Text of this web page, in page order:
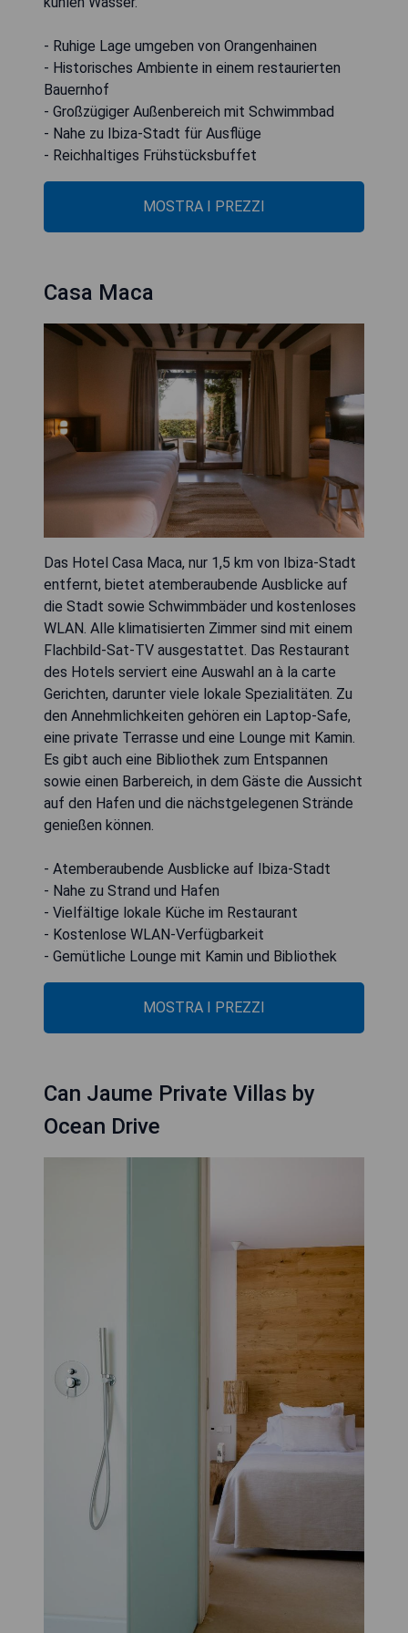
- Ruhige Lage umgeben von Orangenhainen
- Historisches Ambiente in einem restaurierten
Bauernhof
- Großzügiger Außenbereich mit Schwimmbad
- Nahe zu Ibiza-Stadt für Ausflüge
- Reichhaltiges Frühstücksbuffet
MOSTRA I PREZZI
Casa Maca
Das Hotel Casa Maca, nur 1,5 km von Ibiza-Stadt
entfernt, bietet atemberaubende Ausblicke auf
die Stadt sowie Schwimmbäder und kostenloses
WLAN. Alle klimatisierten Zimmer sind mit einem
Flachbild-Sat-TV ausgestattet. Das Restaurant
des Hotels serviert eine Auswahl an à la carte
Gerichten, darunter viele lokale Spezialitäten. Zu
den Annehmlichkeiten gehören ein Laptop-Safe,
eine private Terrasse und eine Lounge mit Kamin.
Es gibt auch eine Bibliothek zum Entspannen
sowie einen Barbereich, in dem Gäste die Aussicht
auf den Hafen und die nächstgelegenen Strände
genießen können.
- Atemberaubende Ausblicke auf Ibiza-Stadt
- Nahe zu Strand und Hafen
- Vielfältige lokale Küche im Restaurant
- Kostenlose WLAN-Verfügbarkeit
- Gemütliche Lounge mit Kamin und Bibliothek
MOSTRA I PREZZI
Can Jaume Private Villas by
Ocean Drive